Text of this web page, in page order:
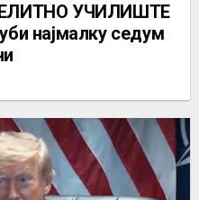
УЧИЛИШТЕ
најмалку седум